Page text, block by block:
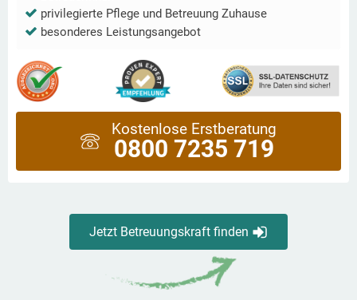
privilegierte Pflege und Betreuung Zuhause
besonderes Leistungsangebot
Kostenlose Erstberatung
0800 7235 719
Jetzt Betreuungskraft finden